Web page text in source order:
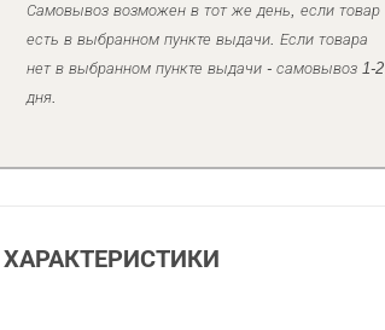
Самовывоз возможен в тот же день, если товар
есть в выбранном пункте выдачи. Если товара
нет в выбранном пункте выдачи - самовывоз 1-2
дня.
ХАРАКТЕРИСТИКИ